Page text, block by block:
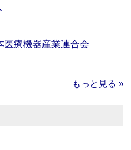
療機器産業連合会
もっと見る »